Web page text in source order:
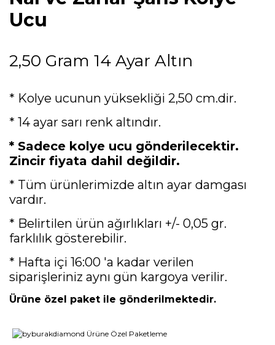
Ucu
2,50 Gram 14 Ayar Altın
* Kolye ucunun yüksekliği 2,50 cm.dir.
* 14 ayar sarı renk altındır.
* Sadece kolye ucu gönderilecektir.
Zincir fiyata dahil değildir.
* Tüm ürünlerimizde altın ayar damgası
vardır.
* Belirtilen ürün ağırlıkları +/- 0,05 gr.
farklılık gösterebilir.
* Hafta içi 16:00 'a kadar verilen
siparişleriniz aynı gün kargoya verilir.
Ürüne özel paket ile gönderilmektedir.